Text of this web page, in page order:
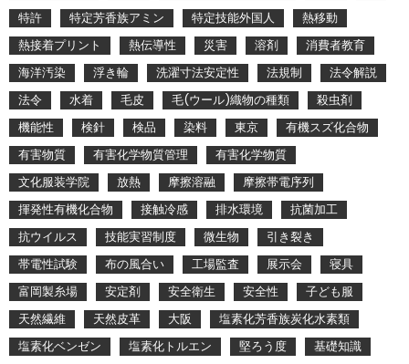
特許
特定芳香族アミン 特定技能外国人
熱移動
熱接着プリント
熱伝導性 災害 溶剤
消費者教育
海洋汚染
浮き輪 洗濯寸法安定性 法規制
法令解説
法令
水着 毛皮 毛(ウール)織物の種類
殺虫剤
機能性
検針 検品 染料 東京
有機スズ化合物
有害物質
有害化学物質管理
有害化学物質
文化服装学院
放熱 摩擦溶融
摩擦帯電序列
揮発性有機化合物
接触冷感 排水環境
抗菌加工
抗ウイルス
技能実習制度 微生物
引き裂き
帯電性試験
布の風合い 工場監査 展示会
寝具
富岡製糸場
安定剤 安全衛生 安全性
子ども服
天然繊維
天然皮革 大阪
塩素化芳香族炭化水素類
塩素化ベンゼン
塩素化トルエン 堅ろう度
基礎知識